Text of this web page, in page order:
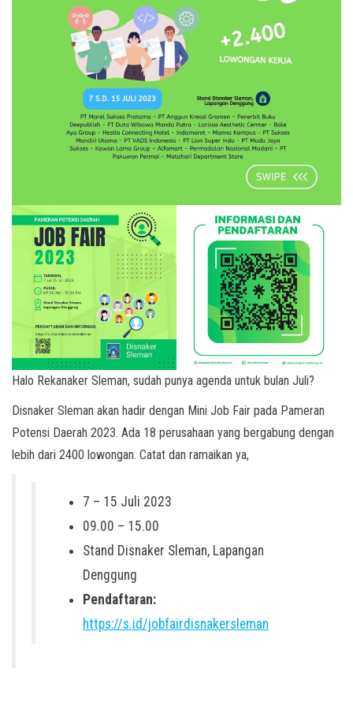
Halo Rekanaker Sleman, sudah punya agenda untuk bulan Juli?
Disnaker Sleman akan hadir dengan Mini Job Fair pada Pameran
Potensi Daerah 2023. Ada 18 perusahaan yang bergabung dengan
lebih dari 2400 lowongan. Catat dan ramaikan ya,
7 – 15 Juli 2023
09.00 – 15.00
Stand Disnaker Sleman, Lapangan
Denggung
Pendaftaran:
https://s.id/jobfairdisnakersleman